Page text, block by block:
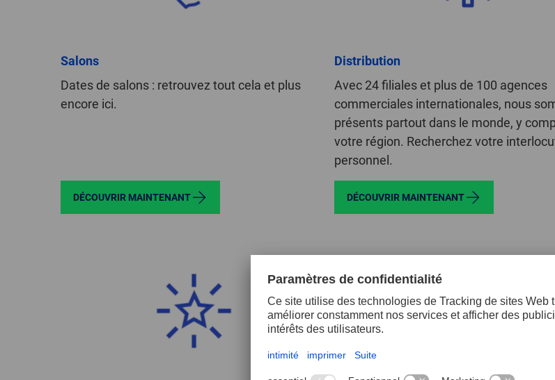
Salons
Dates de salons : retrouvez tout cela et plus
encore ici.
DÉCOUVRIR MAINTENANT
Distribution
Avec 24 filiales et plus de 100 agences
commerciales internationales, nous
présents partout dans le monde, y
votre région. Recherchez votre
personnel.
DÉCOUVRIR MAINTENANT